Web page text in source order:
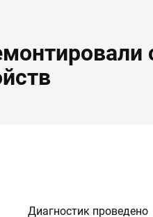
Диагностик проведено